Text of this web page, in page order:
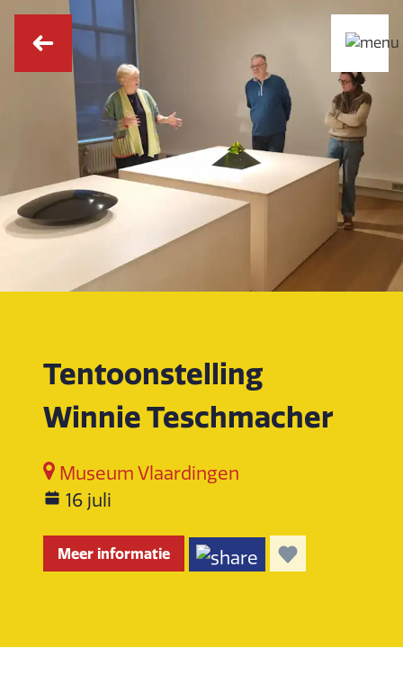
Tentoonstelling
Winnie Teschmacher
Museum Vlaardingen
16 juli
Meer informatie